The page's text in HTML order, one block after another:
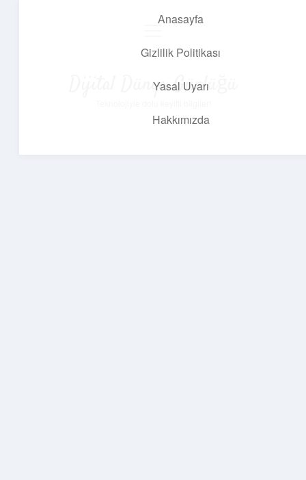
Anasayfa
Gizlilik Politikası
Yasal Uyarı
Hakkımızda
Dijital Dünya Günlüğü